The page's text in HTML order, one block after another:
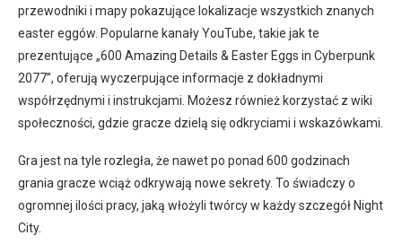
przewodniki i mapy pokazujące lokalizacje wszystkich znanych
easter eggów. Popularne kanały YouTube, takie jak te
prezentujące „600 Amazing Details & Easter Eggs in Cyberpunk
2077”, oferują wyczerpujące informacje z dokładnymi
współrzędnymi i instrukcjami. Możesz również korzystać z wiki
społeczności, gdzie gracze dzielą się odkryciami i wskazówkami.
Gra jest na tyle rozległa, że nawet po ponad 600 godzinach
grania gracze wciąż odkrywają nowe sekrety. To świadczy o
ogromnej ilości pracy, jaką włożyli twórcy w każdy szczegół Night
City.